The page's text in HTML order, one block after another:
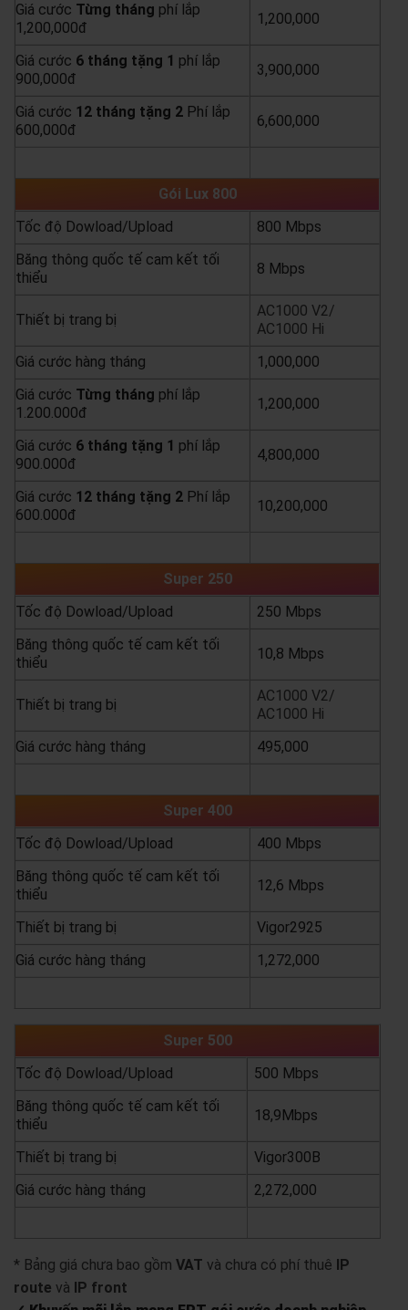
Giá cước Từng tháng phí lắp
1,200,000đ
1,200,000
Giá cước 6 tháng tặng 1 phí lắp
900,000đ
3,900,000
Giá cước 12 tháng tặng 2 Phí lắp
600,000đ
6,600,000
Gói Lux 800
Tốc độ Dowload/Upload
800 Mbps
Băng thông quốc tế cam kết tối
thiểu
8 Mbps
Thiết bị trang bị
AC1000 V2/
AC1000 Hi
Giá cước hàng tháng
1,000,000
Giá cước Từng tháng phí lắp
1.200.000đ
1,200,000
Giá cước 6 tháng tặng 1 phí lắp
900.000đ
4,800,000
Giá cước 12 tháng tặng 2 Phí lắp
600.000đ
10,200,000
Super 250
Tốc độ Dowload/Upload
250 Mbps
Băng thông quốc tế cam kết tối
thiểu
10,8 Mbps
Thiết bị trang bị
AC1000 V2/
AC1000 Hi
Giá cước hàng tháng
495,000
Super 400
Tốc độ Dowload/Upload
400 Mbps
Băng thông quốc tế cam kết tối
thiểu
12,6 Mbps
Thiết bị trang bị
Vigor2925
Giá cước hàng tháng
1,272,000
Super 500
Tốc độ Dowload/Upload
500 Mbps
Băng thông quốc tế cam kết tối
thiểu
18,9Mbps
Thiết bị trang bị
Vigor300B
Giá cước hàng tháng
2,272,000
* Bảng giá chưa bao gồm VAT và chưa có phí thuê
IP
route và
IP front